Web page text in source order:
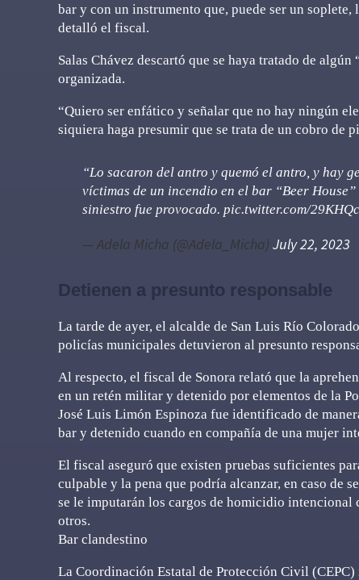
bar y con un instrumento que, puede ser un
detalló el fiscal.
Salas Chávez descartó que se haya tratado de
organizada.
“Quiero ser enfático y señalar que no hay ningún
siquiera haga presumir que se trata de un cobro de
“Lo sacaron del antro y quemó el antro, y hay
víctimas de un incendio en el bar “Beer
siniestro fue provocado. pic.twitter.com/
— Adela Micha (@Adela_Micha) July 22, 2023
Detienen a presunto responsable
La tarde de ayer, el alcalde de San Luis Río
policías municipales detuvieron al presunto
Al respecto, el fiscal de Sonora relató que la
en un retén militar y detenido por elementos de la
José Luis Limón Espinoza fue identificado de
bar y detenido cuando en compañía de una mujer
El fiscal aseguró que existen pruebas suficientes
culpable y la pena que podría alcanzar, en caso de
se le imputarán los cargos de homicidio
otros.
Bar clandestino
La Coordinación Estatal de Protección Civil